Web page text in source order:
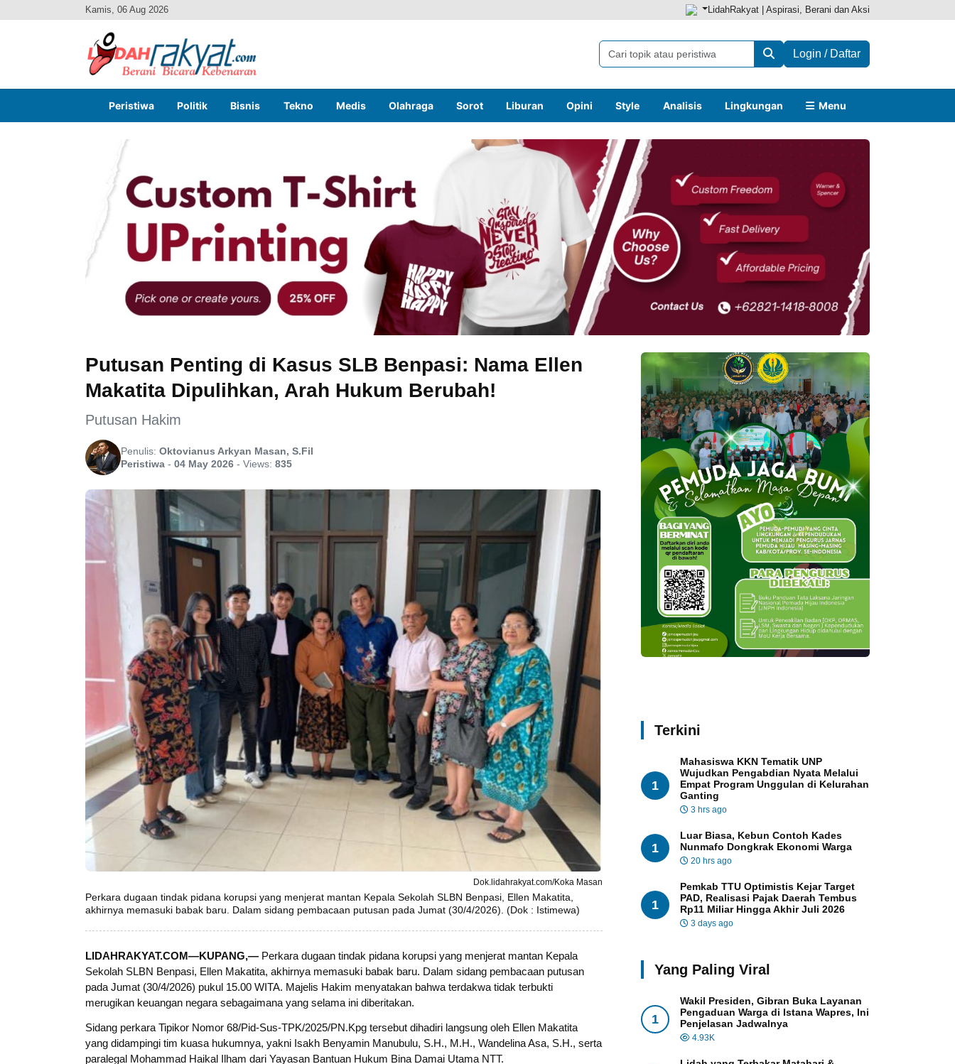
Kamis, 06 Aug 2026 LidahRakyat | Aspirasi, Berani dan Aksi
Login / Daftar
Peristiwa Politik Bisnis Tekno Medis Olahraga Sorot Liburan Opini Style Analisis Lingkungan Menu
Putusan Penting di Kasus SLB Benpasi: Nama Ellen
Makatita Dipulihkan, Arah Hukum Berubah!
Putusan Hakim
Penulis: Oktovianus Arkyan Masan, S.Fil
Peristiwa - 04 May 2026 - Views: 835
Dok.lidahrakyat.com/Koka Masan
Perkara dugaan tindak pidana korupsi yang menjerat mantan Kepala Sekolah SLBN Benpasi, Ellen Makatita,
akhirnya memasuki babak baru. Dalam sidang pembacaan putusan pada Jumat (30/4/2026). (Dok : Istimewa)
LIDAHRAKYAT.COM—KUPANG,— Perkara dugaan tindak pidana korupsi yang menjerat mantan Kepala
Sekolah SLBN Benpasi, Ellen Makatita, akhirnya memasuki babak baru. Dalam sidang pembacaan putusan
pada Jumat (30/4/2026) pukul 15.00 WITA. Majelis Hakim menyatakan bahwa terdakwa tidak terbukti
merugikan keuangan negara sebagaimana yang selama ini diberitakan.
Sidang perkara Tipikor Nomor 68/Pid-Sus-TPK/2025/PN.Kpg tersebut dihadiri langsung oleh Ellen Makatita
yang didampingi tim kuasa hukumnya, yakni Isakh Benyamin Manubulu, S.H., M.H., Wandelina Asa, S.H., serta
paralegal Mohammad Haikal Ilham dari Yayasan Bantuan Hukum Bina Damai Utama NTT.
Terkini
1
Mahasiswa KKN Tematik UNP
Wujudkan Pengabdian Nyata Melalui
Empat Program Unggulan di Kelurahan
Ganting
3 hrs ago
1
Luar Biasa, Kebun Contoh Kades
Nunmafo Dongkrak Ekonomi Warga
20 hrs ago
1
Pemkab TTU Optimistis Kejar Target
PAD, Realisasi Pajak Daerah Tembus
Rp11 Miliar Hingga Akhir Juli 2026
3 days ago
Yang Paling Viral
1
Wakil Presiden, Gibran Buka Layanan
Pengaduan Warga di Istana Wapres, Ini
Penjelasan Jadwalnya
4.93K